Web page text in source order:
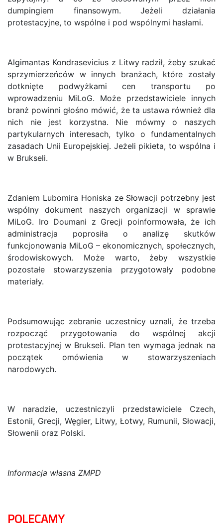
dumpingiem finansowym. Jeżeli działania
protestacyjne, to wspólne i pod wspólnymi hasłami.
Algimantas Kondrasevicius z Litwy radził, żeby szukać
sprzymierzeńców w innych branżach, które zostały
dotknięte podwyżkami cen transportu po
wprowadzeniu MiLoG. Może przedstawiciele innych
branż powinni głośno mówić, że ta ustawa również dla
nich nie jest korzystna. Nie mówmy o naszych
partykularnych interesach, tylko o fundamentalnych
zasadach Unii Europejskiej. Jeżeli pikieta, to wspólna i
w Brukseli.
Zdaniem Lubomira Honiska ze Słowacji potrzebny jest
wspólny dokument naszych organizacji w sprawie
MiLoG. Iro Doumani z Grecji poinformowała, że ich
administracja poprosiła o analizę skutków
funkcjonowania MiLoG – ekonomicznych, społecznych,
środowiskowych. Może warto, żeby wszystkie
pozostałe stowarzyszenia przygotowały podobne
materiały.
Podsumowując zebranie uczestnicy uznali, że trzeba
rozpocząć przygotowania do wspólnej akcji
protestacyjnej w Brukseli. Plan ten wymaga jednak na
początek omówienia w stowarzyszeniach
narodowych.
W naradzie, uczestniczyli przedstawiciele Czech,
Estonii, Grecji, Węgier, Litwy, Łotwy, Rumunii, Słowacji,
Słowenii oraz Polski.
Informacja własna ZMPD
POLECAMY